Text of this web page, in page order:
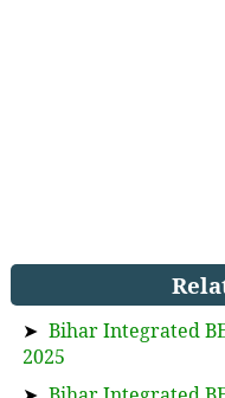
➤ Bihar Integrated
2025